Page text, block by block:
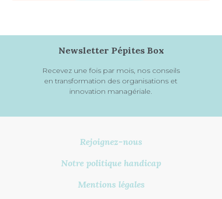
Rejoignez-nous
Notre politique handicap
Mentions légales
Newsletter Pépites Box
Recevez une fois par mois, nos conseils
en transformation des organisations et
innovation managériale.